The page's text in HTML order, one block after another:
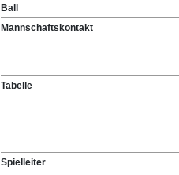
Ball
Mannschaftskontakt
Tabelle
Spielleiter